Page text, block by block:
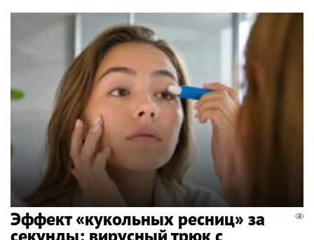
Эффект «кукольных ресниц» за